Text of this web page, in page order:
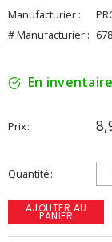
Manufacturier :
# Manufacturier :
En inventaire
Prix
Quantité
AJOUTER AU
PANIER